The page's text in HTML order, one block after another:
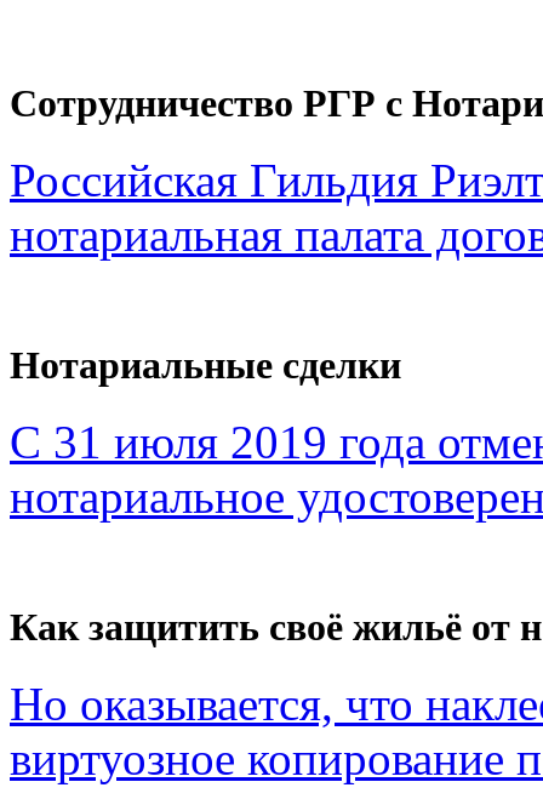
Сотрудничество РГР с
Российская Гильдия
нотариальная палата
Нотариальные сделки
С 31 июля 2019 года
нотариальное
Как защитить своё жильё от
Но оказывается, что
виртуозное копирование